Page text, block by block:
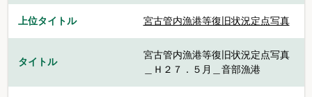
上位タイトル 宮古管内漁港等復旧状況定点写真
タイトル
宮古管内漁港等復旧状況定点写真
＿Ｈ２７．５月＿音部漁港